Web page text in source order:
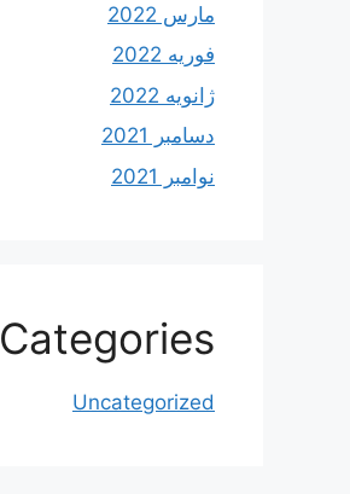
مارس 2022
فوریه 2022
ژانویه 2022
دسامبر 2021
نوامبر 2021
Categories
Uncategorized